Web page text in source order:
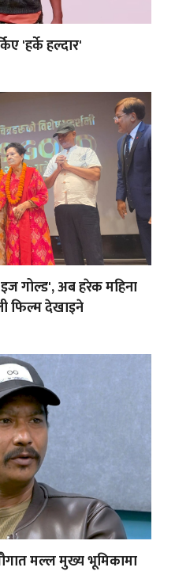
'हर्के हल्दार'
गोल्ड', अब हरेक महिना
फिल्म देखाइने
मल्ल मुख्य भूमिकामा